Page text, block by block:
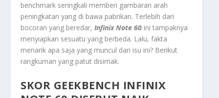
benchmark seringkali memberi gambaran arah
peningkatan yang di bawa pabrikan. Terlebih dari
bocoran yang beredar,Infinix Note 60 ini tampaknya
menyiapkan sesuatu yang berbeda. Lalu, fakta
menarik apa saja yang muncul dari isu ini? Berikut
rangkuman yang patut disimak.
SKOR GEEKBENCH INFINIX